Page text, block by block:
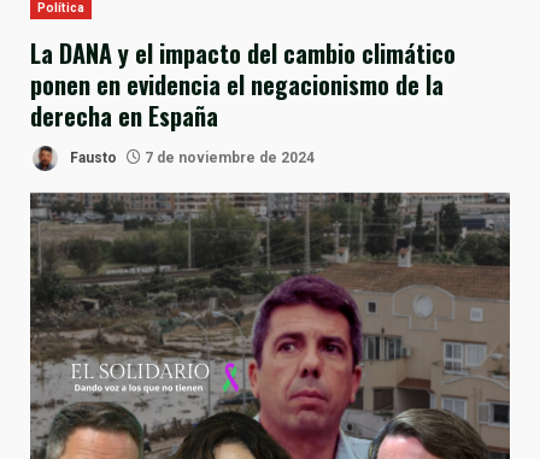
Política
La DANA y el impacto del cambio climático
ponen en evidencia el negacionismo de la
derecha en España
Fausto 7 de noviembre de 2024